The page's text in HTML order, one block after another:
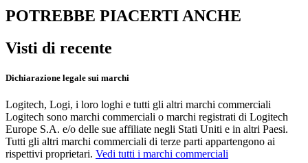
POTREBBE PIACERTI ANCHE
Visti di recente
Dichiarazione legale sui marchi
Logitech, Logi, i loro loghi e tutti gli altri marchi commerciali
Logitech sono marchi commerciali o marchi registrati di Logitech
Europe S.A. e/o delle sue affiliate negli Stati Uniti e in altri Paesi.
Tutti gli altri marchi commerciali di terze parti appartengono ai
rispettivi proprietari. Vedi tutti i marchi commerciali